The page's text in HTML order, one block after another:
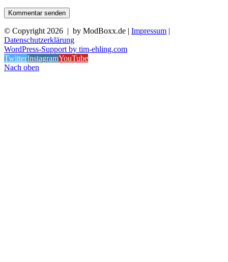
© Copyright 2026 | by ModBoxx.de | Impressum |
Datenschutzerklärung
WordPress-Support by tim-ehling.com
TwitterInstagramYouTube
Nach oben